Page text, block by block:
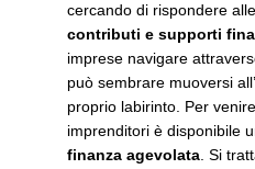
cercando di rispondere
contributi e supporti
imprese navigare
può sembrare muoversi
proprio labirinto. Per
imprenditori è disponibile
finanza agevolata . Si